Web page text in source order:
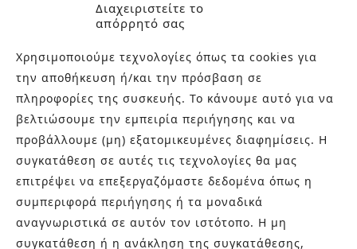
Διαχειριστείτε το
απόρρητό σας
Χρησιμοποιούμε τεχνολογίες όπως τα cookies για
την αποθήκευση ή/και την πρόσβαση σε
πληροφορίες της συσκευής. Το κάνουμε αυτό για να
βελτιώσουμε την εμπειρία περιήγησης και να
προβάλλουμε (μη) εξατομικευμένες διαφημίσεις. Η
συγκατάθεση σε αυτές τις τεχνολογίες θα μας
επιτρέψει να επεξεργαζόμαστε δεδομένα όπως η
συμπεριφορά περιήγησης ή τα μοναδικά
αναγνωριστικά σε αυτόν τον ιστότοπο. Η μη
συγκατάθεση ή η ανάκληση της συγκατάθεσης,
URBAN
NATURAL BRASS